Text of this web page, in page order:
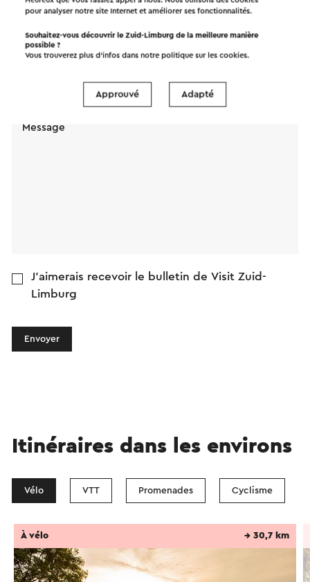
Nom
Adresse e-mail
Message
J'aimerais recevoir le bulletin de Visit Zuid-
Limburg
Envoyer
Itinéraires dans les environs
Vélo VTT Promenades Cyclisme
À vélo → 30,7 km
pour analyser notre site Internet et améliorer ses fonctionnalités.
Souhaitez-vous découvrir le Zuid-Limburg de la meilleure manière
possible ?
Vous trouverez plus d’infos dans notre politique sur lescookies.
Approuvé Adapté